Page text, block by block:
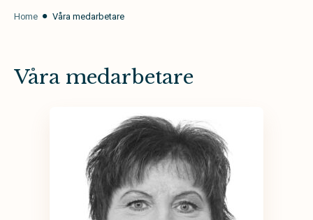
Home Våra medarbetare
Våra medarbetare